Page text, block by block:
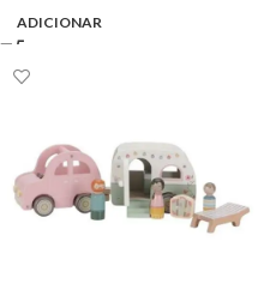
ADICIONAR